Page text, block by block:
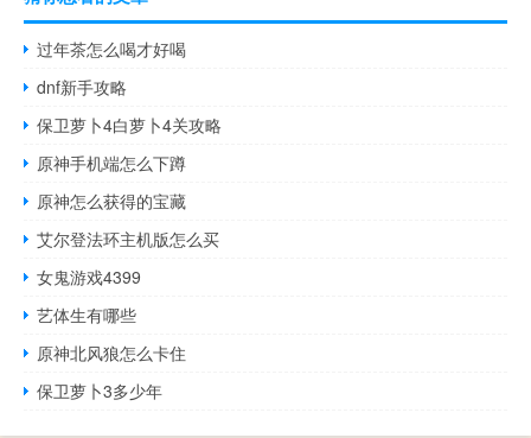
过年茶怎么喝才好喝
dnf新手攻略
保卫萝卜4白萝卜4关攻略
原神手机端怎么下蹲
原神怎么获得的宝藏
艾尔登法环主机版怎么买
女鬼游戏4399
艺体生有哪些
原神北风狼怎么卡住
保卫萝卜3多少年